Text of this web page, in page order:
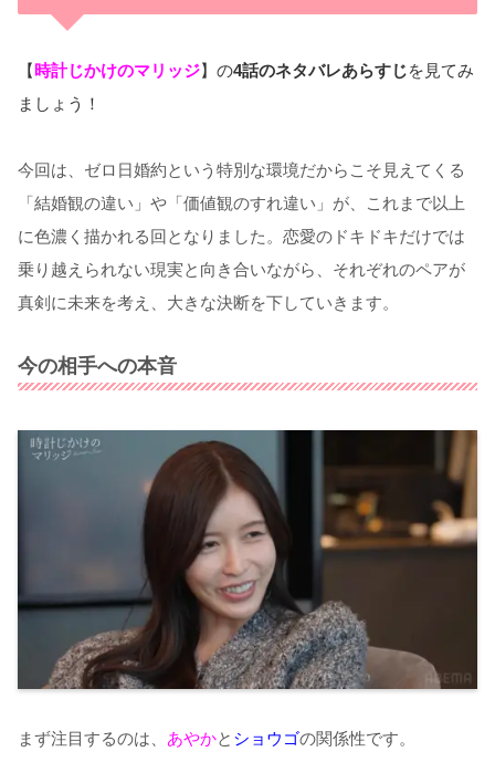
【 時計じかけのマリッジ】の4話のネタバレあらすじを見てみ
ましょう！
今回は、ゼロ日婚約という特別な環境だからこそ見えてくる
「結婚観の違い」や「価値観のすれ違い」が、これまで以上
に色濃く描かれる回となりました。恋愛のドキドキだけでは
乗り越えられない現実と向き合いながら、それぞれのペアが
真剣に未来を考え、大きな決断を下していきます。
今の相手への本音
まず注目するのは、 あやかと ショウゴの関係性です。